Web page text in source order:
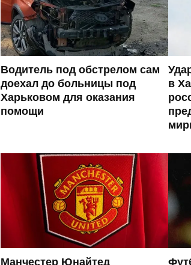
Водитель под обстрелом сам
доехал до больницы под
Харьковом для оказания
помощи
в
Манчестер Юнайтед